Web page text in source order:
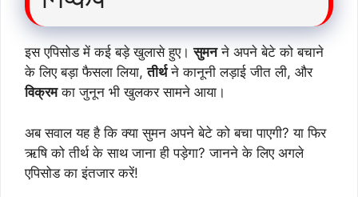
इस एपिसोड में कई बड़े खुलासे हुए।सुमनने अपने बेटे को बचाने
के लिए बड़ा फैसला लिया,तीर्थने कानूनी लड़ाई जीत ली, और
विक्रमका जुनून भी खुलकर सामने आया।
अब सवाल यह है कि क्या सुमन अपने बेटे को बचा पाएगी? या फिर
ऋषि को तीर्थ के साथ जाना ही पड़ेगा? जानने के लिए अगले
एपिसोड का इंतजार करें!